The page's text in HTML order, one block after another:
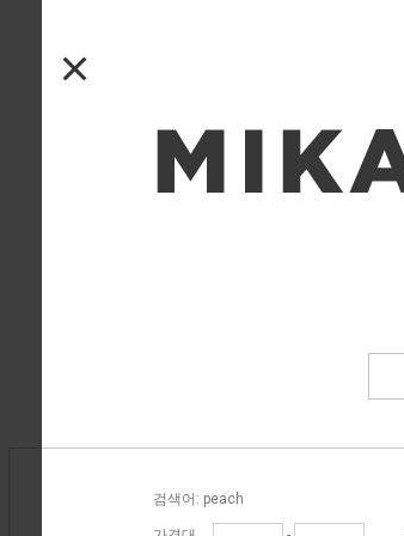
검색어: peach